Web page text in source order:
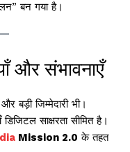
बन गया है।
और संभावनाएँ
बड़ी जिम्मेदारी भी।
साक्षरता सीमित है।
Mission 2.0 के तहत